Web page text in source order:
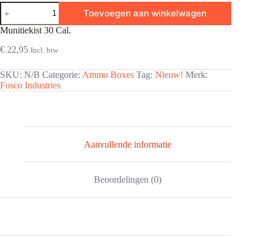
Munitiekist
30
Cal.
aantal
Toevoegen aan winkelwagen
Munitiekist 30 Cal.
€ 22,95 Incl. btw
SKU: N/B Categorie: Ammo Boxes Tag: Nieuw! Merk:
Fosco Industries
Aanvullende informatie
Beoordelingen (0)